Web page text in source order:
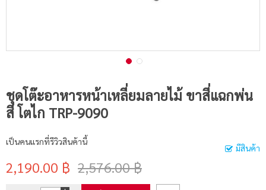
ชุดโต๊ะอาหารหน้าเหลี่ยมลายไม้ ขาสี่แฉกพ่น
สี โตไก TRP-9090
มีสินค้า
เป็นคนแรกที่รีวิวสินค้านี้
2,190.00 ฿ 2,576.00 ฿